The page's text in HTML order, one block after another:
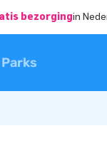
bezorgingin